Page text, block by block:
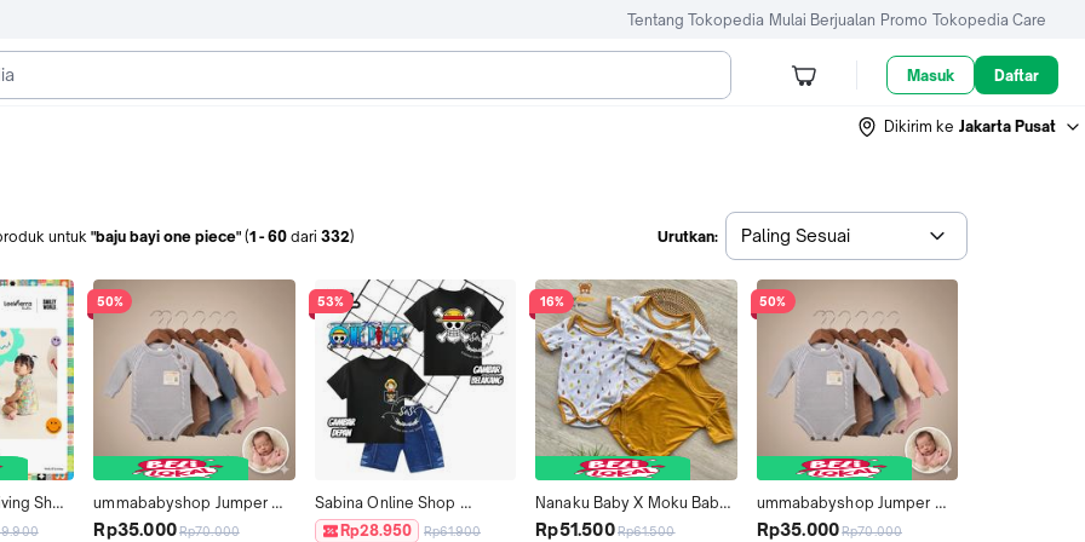
Tentang Tokopedia Mulai Berjualan Promo Tokopedia Care
Masuk Daftar
Dikirim ke Jakarta Pusat
untuk "baju bayi one piece" (1 -60 dari 332) Urutkan: Paling Sesuai
Short
Baju
50%
ummababyshop Jumper
Rajut Bayi Lengan Panjang
Rp35.000Rp70.000
53%
Sabina Online Shop
SETELAN BAJU ANAK
Rp28.950 Rp61.900
16%
Nanaku Baby X Moku Baby
- Paket Isi 3 PCS Baju Bayi /
Rp51.500Rp61.500
50%
ummababyshop Jumper
Rajut Bayi Lengan Panjang
Rp35.000Rp70.000